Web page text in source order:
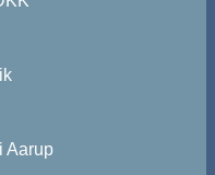
Aarup